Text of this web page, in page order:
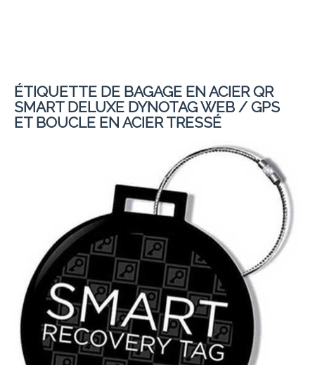
ÉTIQUETTE DE BAGAGE EN ACIER QR
SMART DELUXE DYNOTAG WEB / GPS
ET BOUCLE EN ACIER TRESSÉ